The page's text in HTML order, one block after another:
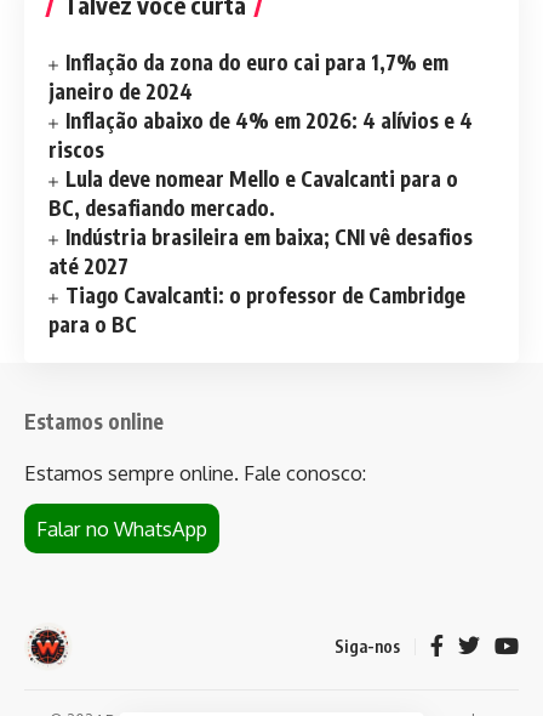
Inflação da zona do euro cai para 1,7% em
janeiro de 2024
Inflação abaixo de 4% em 2026: 4 alívios e 4
riscos
Lula deve nomear Mello e Cavalcanti para o
BC, desafiando mercado.
Indústria brasileira em baixa; CNI vê desafios
até 2027
Tiago Cavalcanti: o professor de Cambridge
para o BC
Estamos online
Estamos sempre online. Fale conosco:
Falar no WhatsApp
Siga-nos